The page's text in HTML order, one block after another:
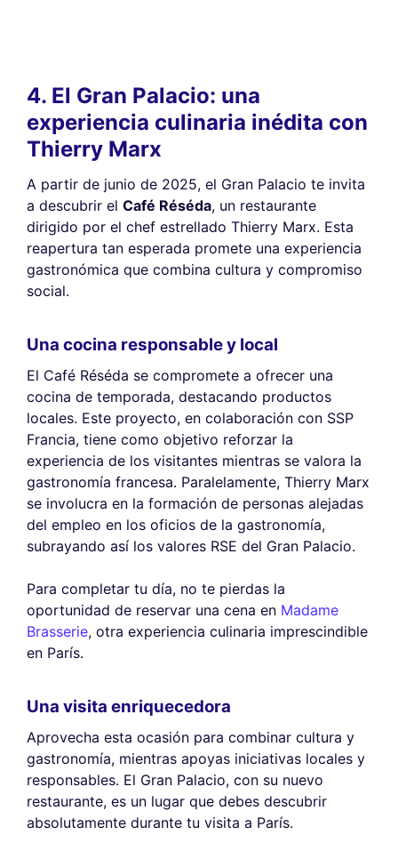
Rechazar todo Gestionar cookies
4. El Gran Palacio: una
experiencia culinaria inédita con
Thierry Marx
A partir de junio de 2025, el Gran Palacio te invita
a descubrir el Café Réséda, un restaurante
dirigido por el chef estrellado Thierry Marx. Esta
reapertura tan esperada promete una experiencia
gastronómica que combina cultura y compromiso
social.
Una cocina responsable y local
El Café Réséda se compromete a ofrecer una
cocina de temporada, destacando productos
locales. Este proyecto, en colaboración con SSP
Francia, tiene como objetivo reforzar la
experiencia de los visitantes mientras se valora la
gastronomía francesa. Paralelamente, Thierry Marx
se involucra en la formación de personas alejadas
del empleo en los oficios de la gastronomía,
subrayando así los valores RSE del Gran Palacio.
Para completar tu día, no te pierdas la
oportunidad de reservar una cena en Madame
Brasserie, otra experiencia culinaria imprescindible
en París.
Una visita enriquecedora
Aprovecha esta ocasión para combinar cultura y
gastronomía, mientras apoyas iniciativas locales y
responsables. El Gran Palacio, con su nuevo
restaurante, es un lugar que debes descubrir
absolutamente durante tu visita a París.